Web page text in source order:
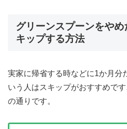
グリーンスプーンをや
キップする方法
実家に帰省する時などに1か月分
いう人はスキップがおすすめで
の通りです。